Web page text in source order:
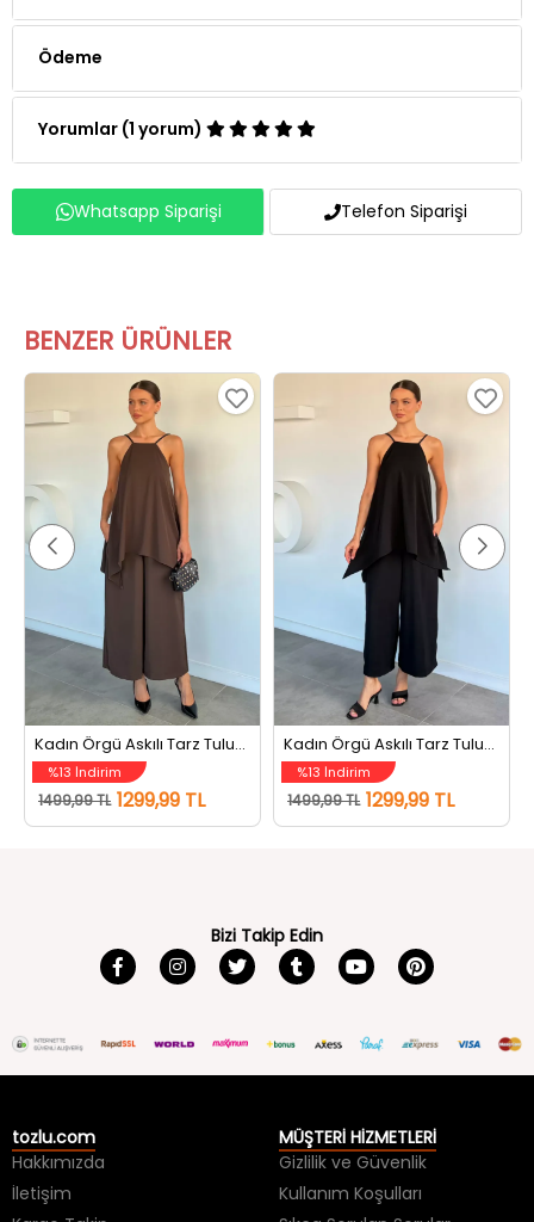
Ödeme
Yorumlar (1 yorum)
Whatsapp Siparişi Telefon Siparişi
BENZER ÜRÜNLER
Kadın Örgü Askılı Tarz Tulum Kahve
%13 İndirim
1499,99 TL 1299,99 TL
Kadın Örgü Askılı Tarz Tulum Siyah
%13 İndirim
1499,99 TL 1299,99 TL
Bizi Takip Edin
tozlu.com
Hakkımızda
İletişim
MÜŞTERİ HİZMETLERİ
Gizlilik ve Güvenlik
Kullanım Koşulları